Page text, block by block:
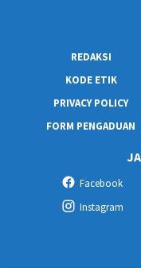
REDAKSI
KODE ETIK
PRIVACY POLICY
FORM PENGADUAN
Facebook
Instagram